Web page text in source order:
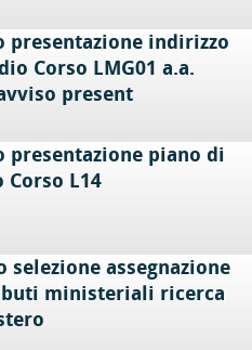
presentazione indirizzo
Corso LMG01 a.a.
present
presentazione piano di
Corso L14
selezione assegnazione
ministeriali ricerca